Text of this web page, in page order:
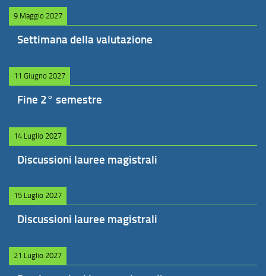
9 Maggio 2027
Settimana della valutazione
11 Giugno 2027
Fine 2° semestre
14 Luglio 2027
Discussioni lauree magistrali
15 Luglio 2027
Discussioni lauree magistrali
21 Luglio 2027